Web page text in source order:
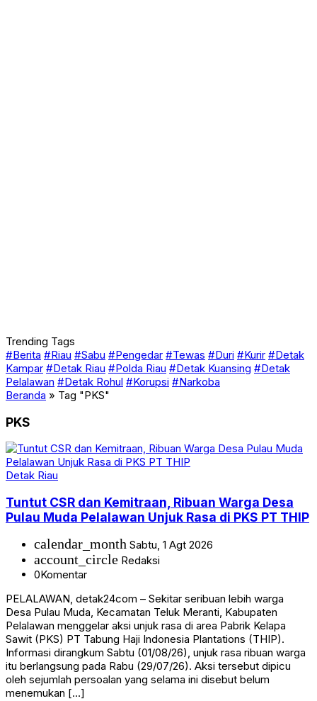
Trending Tags
#Berita #Riau #Sabu #Pengedar #Tewas #Duri #Kurir #Detak
Kampar #Detak Riau #Polda Riau #Detak Kuansing #Detak
Pelalawan #Detak Rohul #Korupsi #Narkoba
Beranda » Tag "PKS"
PKS
Detak Riau
Tuntut CSR dan Kemitraan, Ribuan Warga Desa
Pulau Muda Pelalawan Unjuk Rasa di PKS PT THIP
calendar_month Sabtu, 1 Agt 2026
account_circle Redaksi
0Komentar
PELALAWAN, detak24com – Sekitar seribuan lebih warga
Desa Pulau Muda, Kecamatan Teluk Meranti, Kabupaten
Pelalawan menggelar aksi unjuk rasa di area Pabrik Kelapa
Sawit (PKS) PT Tabung Haji Indonesia Plantations (THIP).
Informasi dirangkum Sabtu (01/08/26), unjuk rasa ribuan warga
itu berlangsung pada Rabu (29/07/26). Aksi tersebut dipicu
oleh sejumlah persoalan yang selama ini disebut belum
menemukan […]